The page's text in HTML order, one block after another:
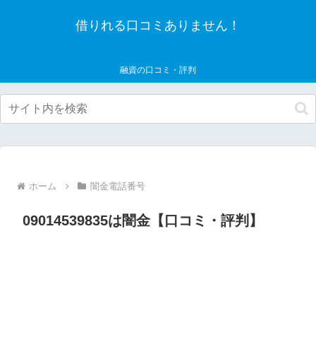
借りれる口コミありません！
融資の口コミ・評判
ホーム 闇金電話番号
09014539835は闇金【口コミ・評判】